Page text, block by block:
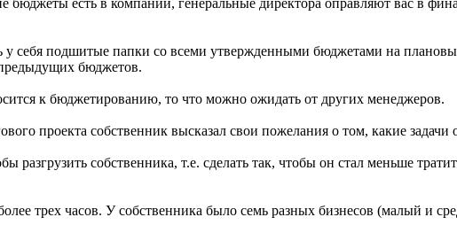
себя подшитые папки со всеми утвержденными бюджетами на
бюджетов.
к бюджетированию, то что можно ожидать от других менеджеров.
проекта собственник высказал свои пожелания о том, какие
разгрузить собственника, т.е. сделать так, чтобы он стал меньше
трех часов. У собственника было семь разных бизнесов (малый и